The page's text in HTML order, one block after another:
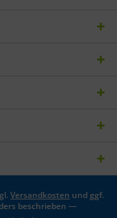
Versandkosten und ggf.
beschrieben —